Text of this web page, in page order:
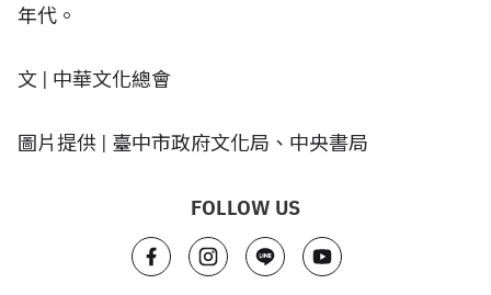
年代。
文 | 中華文化總會
圖片提供 | 臺中市政府文化局、中央書局
FOLLOW US